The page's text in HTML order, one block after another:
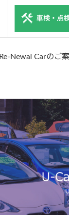
車検・点
Re-Newal Carのご